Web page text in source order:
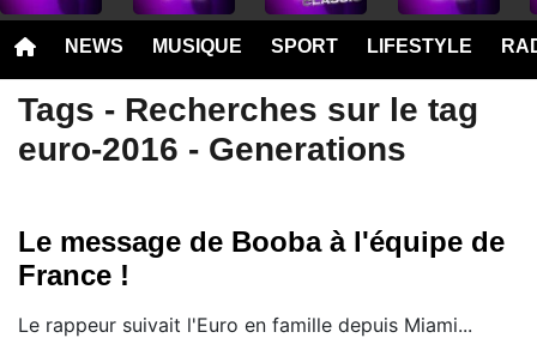
NEWS MUSIQUE SPORT LIFESTYLE
Tags - Recherches sur le tag
euro-2016 - Generations
Le message de Booba à l'équipe de
France !
Le rappeur suivait l'Euro en famille depuis Miami...